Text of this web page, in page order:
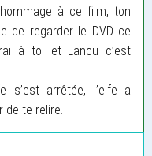
à ce film, ton
de regarder le DVD ce
à toi et Lancu c’est
s’est arrêtée, l’elfe a
de te relire.